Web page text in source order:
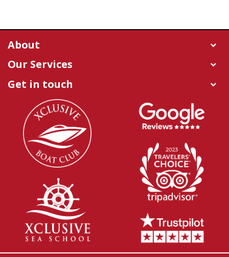
About
Our Services
Get in touch